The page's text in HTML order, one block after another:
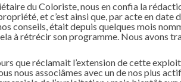
du Coloriste, nous en confia la
et c’est ainsi que, par acte en
conseils, était depuis quelques mois
à rétrécir son programme. Nous avons
que réclamait l’extension de cette
nous associâmes avec un de nos plus